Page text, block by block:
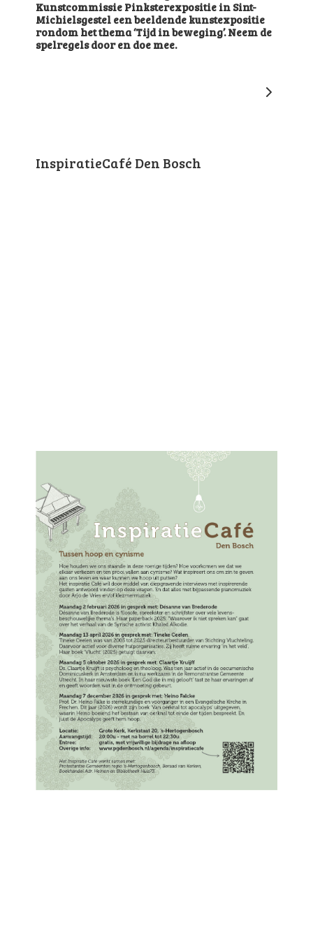
Kunstcommissie Pinksterexpositie in Sint-
Michielsgestel een beeldende kunstexpositie
rondom het thema ‘Tijd in beweging’. Neem de
spelregels door en doe mee.
InspiratieCafé Den Bosch